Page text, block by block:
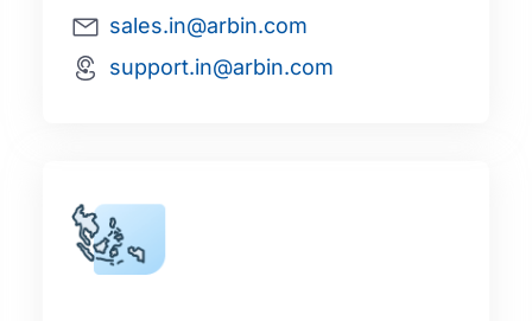
sales.in@arbin.com
support.in@arbin.com